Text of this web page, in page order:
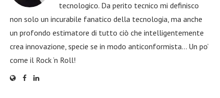
tecnologico. Da perito tecnico mi definisco
non solo un incurabile fanatico della tecnologia, ma anche
un profondo estimatore di tutto ciò che intelligentemente
crea innovazione, specie se in modo anticonformista… Un po’
come il Rock ‘n Roll!